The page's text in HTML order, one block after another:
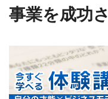
事業を成功